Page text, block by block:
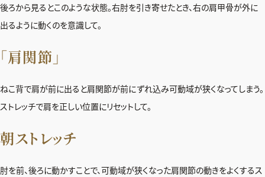
後ろから見るとこのような状態。右肘を引き寄せたとき、右の肩甲骨が外に
出るように動くのを意識して。
「肩関節」
ねこ背で肩が前に出ると肩関節が前にずれ込み可動域が狭くなってしまう。
ストレッチで肩を正しい位置にリセットして。
朝ストレッチ
肘を前、後ろに動かすことで、可動域が狭くなった肩関節の動きをよくするス